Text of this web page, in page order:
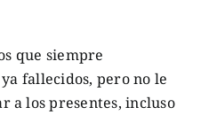
que siempre
fallecidos, pero no le
a los presentes, incluso